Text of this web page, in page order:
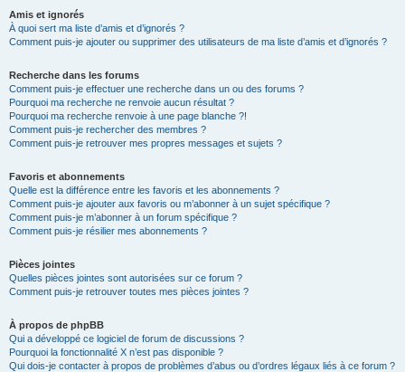
Amis et ignorés
À quoi sert ma liste d’amis et d’ignorés ?
Comment puis-je ajouter ou supprimer des utilisateurs de ma liste d’amis et d’ignorés ?
Recherche dans les forums
Comment puis-je effectuer une recherche dans un ou des forums ?
Pourquoi ma recherche ne renvoie aucun résultat ?
Pourquoi ma recherche renvoie à une page blanche ?!
Comment puis-je rechercher des membres ?
Comment puis-je retrouver mes propres messages et sujets ?
Favoris et abonnements
Quelle est la différence entre les favoris et les abonnements ?
Comment puis-je ajouter aux favoris ou m’abonner à un sujet spécifique ?
Comment puis-je m’abonner à un forum spécifique ?
Comment puis-je résilier mes abonnements ?
Pièces jointes
Quelles pièces jointes sont autorisées sur ce forum ?
Comment puis-je retrouver toutes mes pièces jointes ?
À propos de phpBB
Qui a développé ce logiciel de forum de discussions ?
Pourquoi la fonctionnalité X n’est pas disponible ?
Qui dois-je contacter à propos de problèmes d’abus ou d’ordres légaux liés à ce forum ?